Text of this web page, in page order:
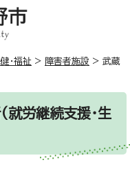
・福祉 > 障害者施設 > 武蔵
労継続支援・生